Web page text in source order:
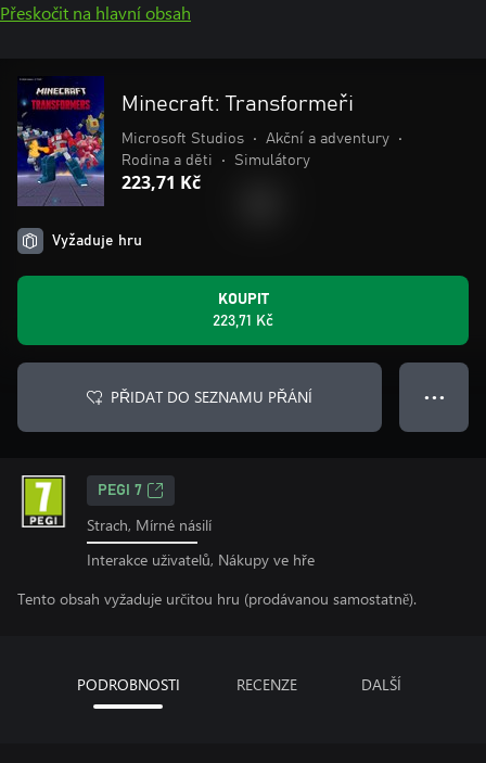
Přeskočit na hlavní obsah
Minecraft: Transformeři
Microsoft Studios • Akční a adventury
•
Rodina a děti
• Simulátory
223,71 Kč
Vyžaduje hru
KOUPIT
223,71 Kč
PŘIDAT DO SEZNAMU PŘÁNÍ ● ● ●
PEGI 7
Strach, Mírné násilí
Interakce uživatelů, Nákupy ve hře
Tento obsah vyžaduje určitou hru (prodávanou samostatně).
PODROBNOSTI RECENZE DALŠÍ